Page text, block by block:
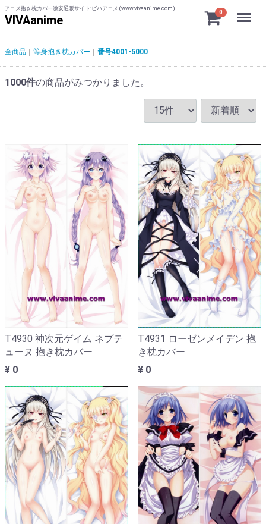
アニメ抱き枕カバー激安通販サイト:ビバアニメ (www.vivaanime.com)
VIVAanime
0 Menu
全商品 等身抱き枕カバー 番号4001-5000
1000件の商品がみつかりました。
T4930 神次元ゲイム ネプテ
ューヌ 抱き枕カバー
¥ 0
T4931 ローゼンメイデン 抱
き枕カバー
¥ 0